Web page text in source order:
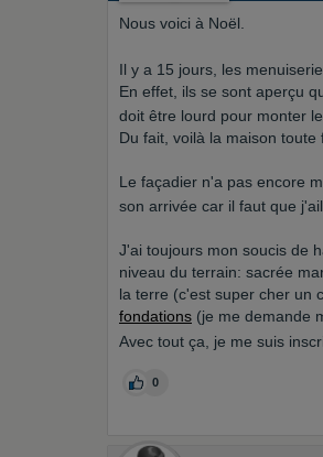
Nous voici à Noël.
Il y a 15 jours, les
En effet, ils se sont aperçu
doit être lourd pour monter
Du fait, voilà la maison
Le façadier n'a pas encore
son arrivée car il faut que
J'ai toujours mon soucis de
niveau du terrain: sacrée
la terre (c'est super cher un
fondations (je me demande
Avec tout ça, je me suis
0